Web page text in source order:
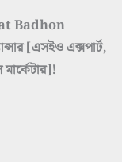
Badhon
[এসইও এক্সপার্ট,